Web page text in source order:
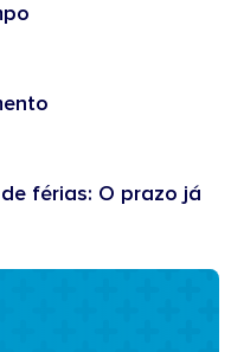
férias: O prazo já